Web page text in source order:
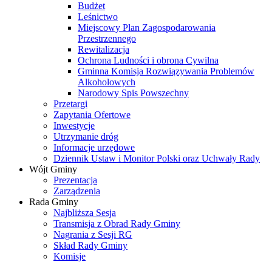
Budżet
Leśnictwo
Miejscowy Plan Zagospodarowania
Przestrzennego
Rewitalizacja
Ochrona Ludności i obrona Cywilna
Gminna Komisja Rozwiązywania Problemów
Alkoholowych
Narodowy Spis Powszechny
Przetargi
Zapytania Ofertowe
Inwestycje
Utrzymanie dróg
Informacje urzędowe
Dziennik Ustaw i Monitor Polski oraz Uchwały Rady
Wójt Gminy
Prezentacja
Zarządzenia
Rada Gminy
Najbliższa Sesja
Transmisja z Obrad Rady Gminy
Nagrania z Sesji RG
Skład Rady Gminy
Komisje